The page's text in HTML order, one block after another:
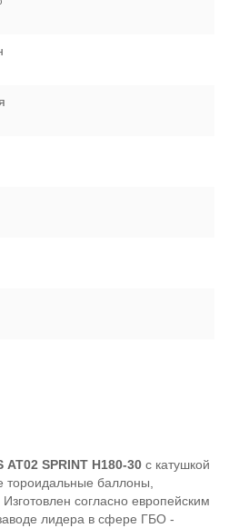
АТ02 SPRINT H180-30 с катушкой
тороидальные баллоны,
согласно европейским
лидера в сфере ГБО -